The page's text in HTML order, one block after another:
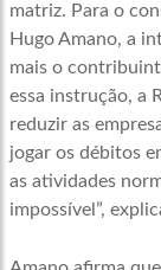
matriz. Para o
Hugo Amano, a
mais o
essa instrução, a
reduzir as
jogar os débitos
as atividades
impossível”,